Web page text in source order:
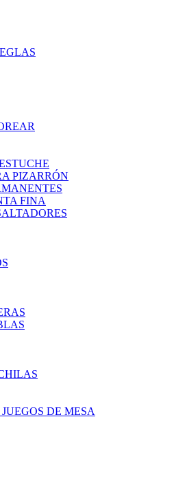
PIZARRÓN
FINA
DE MESA